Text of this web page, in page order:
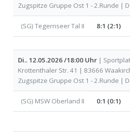
Zugspitze Gruppe Ost 1 - 2.Runde |
(SG) Tegernseer Tal II 8:1 (2:1)
Di.. 12.05.2026 /18:00 Uhr|
Krottenthaler Str. 41 | 83666
Zugspitze Gruppe Ost 1 - 2.Runde |
(SG) MSW Oberland II 0:1 (0:1)